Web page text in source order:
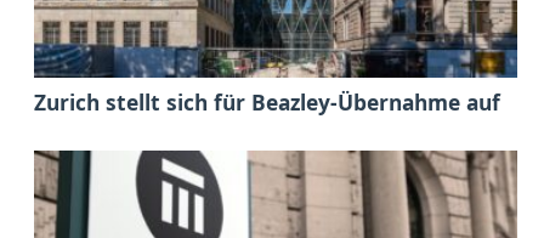
Zurich stellt sich für Beazley-Übernahme auf